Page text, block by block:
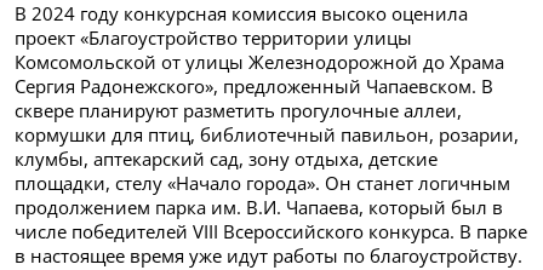
В 2024 году конкурсная комиссия высоко оценила
проект «Благоустройство территории улицы
Комсомольской от улицы Железнодорожной до Храма
Сергия Радонежского», предложенный Чапаевском. В
сквере планируют разметить прогулочные аллеи,
кормушки для птиц, библиотечный павильон, розарии,
клумбы, аптекарский сад, зону отдыха, детские
площадки, стелу «Начало города». Он станет логичным
продолжением парка им. В.И. Чапаева, который был в
числе победителей VIII Всероссийского конкурса. В парке
в настоящее время уже идут работы по благоустройству.